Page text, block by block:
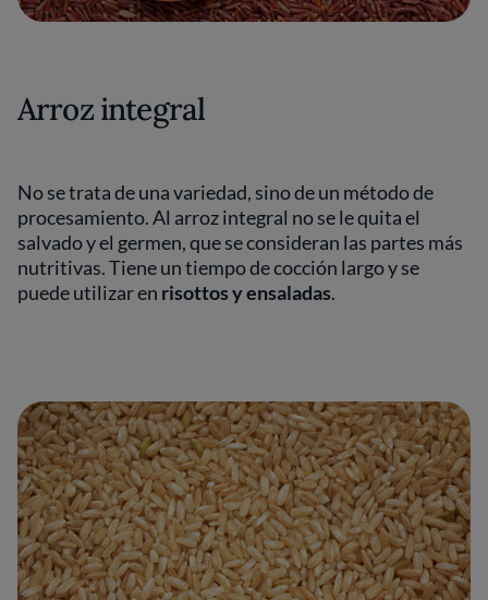
Arroz integral
No se trata de una variedad, sino de un método de
procesamiento. Al arroz integral no se le quita el
salvado y el germen, que se consideran las partes más
nutritivas. Tiene un tiempo de cocción largo y se
puede utilizar en risottos y ensaladas.